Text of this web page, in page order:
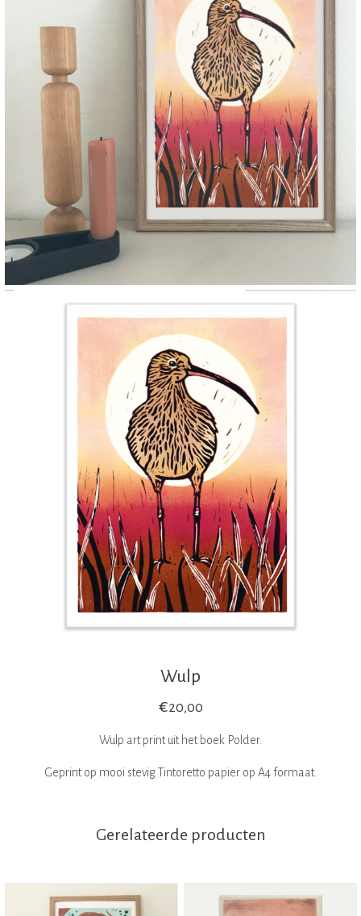
Wulp
€20,00
Wulp art print uit het boek Polder.
Geprint op mooi stevig Tintoretto papier op A4 formaat.
Gerelateerde producten